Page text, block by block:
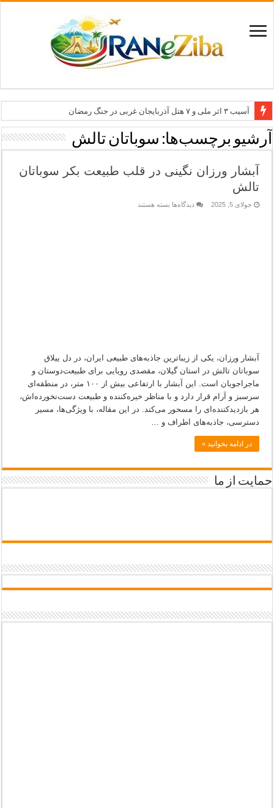
آسیب ۳ اثر ملی و ۷ هتل آذربایجان غربی در جنگ رمضان
معاون وزیر: جاذبه‌های بوشهر جهانی معرفی می‌شوند
طرح بین‌المللی گذر از مرزها وارد مرحله اجرا شد
۶۸۱ میلیارد ریال تسهیلات برای توسعه گردشگری گلستان
تاب‌آوری؛ سرمایه پنهان تهران برای بازسازی برند شهری
آرشیو برچسب‌ها: سوباتان تالش
آبشار ورزان نگینی در قلب طبیعت بکر سوباتان
تالش
جولای 5, 2025 دیدگاه‌ها برای
بسته هستند
آبشار ورزان، یکی از زیباترین جاذبه‌های طبیعی ایران، در دل ییلاق
سوباتان تالش در استان گیلان، مقصدی رویایی برای طبیعت‌دوستان و
ماجراجویان است. این آبشار با ارتفاعی بیش از ۱۰۰ متر، در منطقه‌ای
سرسبز و آرام قرار دارد و با مناظر خیره‌کننده و طبیعت دست‌نخورده‌اش،
هر بازدیدکننده‌ای را مسحور می‌کند. در این مقاله، با ویژگی‌ها، مسیر
دسترسی، جاذبه‌های اطراف و …
در ادامه بخوانید »
حمایت از ما